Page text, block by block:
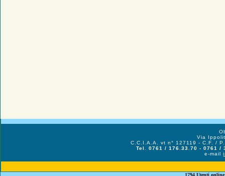
Via
C.C.I.A.A. vt n° 127119 - C.F. /
Tel. 0761 / 176.33.70 - 0761 /
e-mail
1794 Utenti